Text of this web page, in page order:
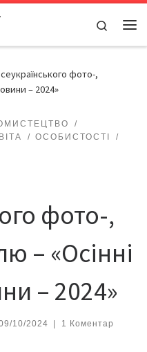
Search
фото-,
– 2024»
ОСОБИСТОСТІ
фото-,
– «Осінні
– 2024»
10/2024 1 Коментар